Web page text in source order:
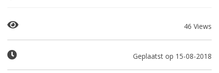
46 Views
Geplaatst op 15-08-2018